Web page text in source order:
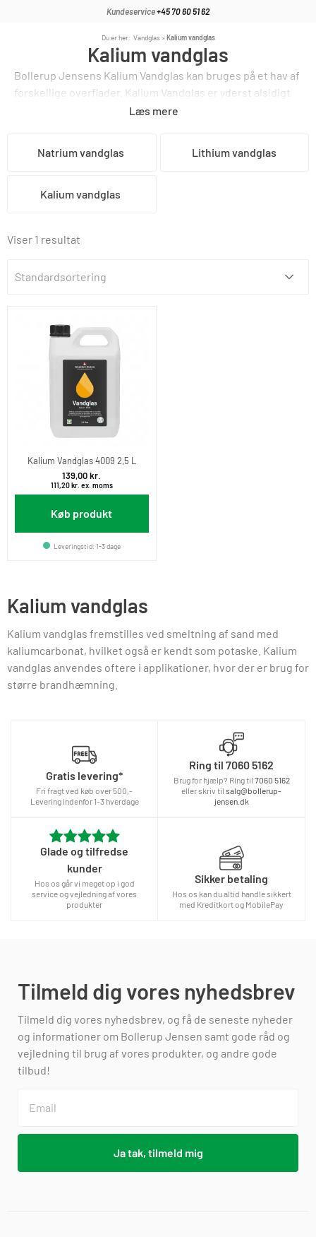
Kundeservice+45 70 60 51 62
Kalium vandglas
Du er her: Vandglas»Kalium vandglas
Bollerup Jensens Kalium Vandglas kan bruges på et hav af
forskellige overflader. Kalium Vandglas er yderst alsidigt
og kan derfor også bruges på mange materialer. Det er et
Læs mere
Natrium vandglas Lithium vandglas
Kalium vandglas
Viser 1 resultat
Kalium Vandglas 4009 2,5 L
139,00kr.
111,20kr. ex. moms
Køb produkt
Leveringstid: 1-3 dage
Kalium vandglas
Kalium vandglas fremstilles ved smeltning af sand med
kaliumcarbonat, hvilket også er kendt som potaske. Kalium
vandglas anvendes oftere i applikationer, hvor der er brug for
større brandhæmning.
Gratis levering*
Fri fragt ved køb over 500,-
Levering indenfor 1-3 hverdage
Ring til 7060 5162
Brug for hjælp? Ring til 7060 5162
eller skriv til salg@bollerup-
jensen.dk
Glade og tilfredse
kunder
Hos os går vi meget op i god
service og vejledning af vores
produkter
Sikker betaling
Hos os kan du altid handle sikkert
med Kreditkort og MobilePay
Tilmeld dig vores nyhedsbrev
Tilmeld dig vores nyhedsbrev, og få de seneste nyheder
og informationer om Bollerup Jensen samt gode råd og
vejledning til brug af vores produkter, og andre gode
tilbud!
Ja tak, tilmeld mig